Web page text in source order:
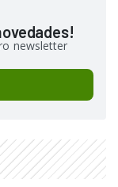
newsletter